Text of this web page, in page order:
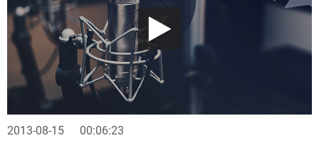
2013-08-15 00:06:23